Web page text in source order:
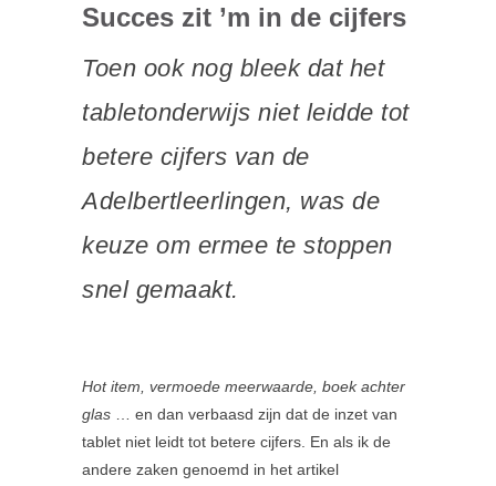
Succes zit ’m in de cijfers
Toen ook nog bleek dat het
tabletonderwijs niet leidde tot
betere cijfers van de
Adelbertleerlingen, was de
keuze om ermee te stoppen
snel gemaakt.
Hot item, vermoede meerwaarde, boek achter
glas … en dan verbaasd zijn dat de inzet van
tablet niet leidt tot betere cijfers. En als ik de
andere zaken genoemd in het artikel